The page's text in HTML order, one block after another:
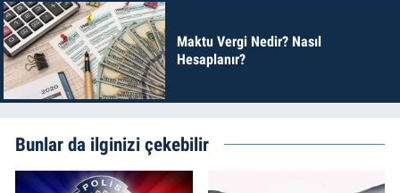
Maktu Vergi Nedir? Nasıl
Hesaplanır?
Bunlar da ilginizi çekebilir